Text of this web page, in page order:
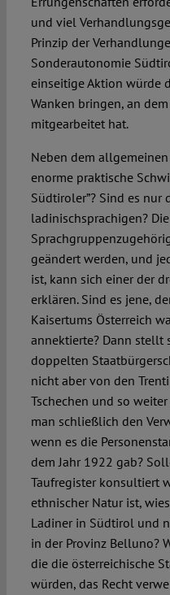
und viel
Prinzip der
Sonderautonomie
einseitige Aktion würde
Wanken bringen, an
mitgearbeitet hat.
Neben dem
enorme praktische
Südtiroler”? Sind es nur
ladinischsprachigen?
geändert werden, und
ist, kann sich einer der
erklären. Sind es jene,
Kaisertums Österreich
annektierte? Dann stellt
doppelten
nicht aber von den
Tschechen und so
man schließlich den
wenn es die
dem Jahr 1922 gab?
Taufregister konsultiert
ethnischer Natur ist,
Ladiner in Südtirol und
in der Provinz Belluno?
die die österreichische
würden, das Recht